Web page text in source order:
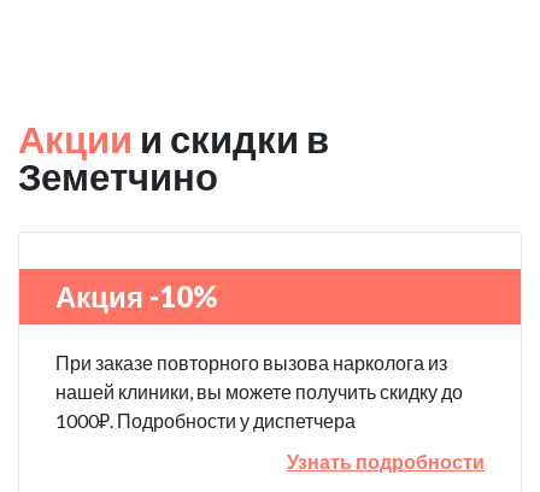
Акции и скидки в
Земетчино
Акция -10%
При заказе повторного вызова нарколога из
нашей клиники, вы можете получить скидку до
1000₽. Подробности у диспетчера
Узнать подробности